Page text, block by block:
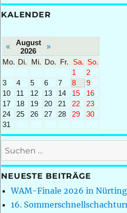
KALENDER
«
August
2026
»
Mo. Di. Mi. Do. Fr. Sa. So.
1
2
3
4 5 6 7 8
9
10
11 12 13 14 15
16
17
18 19 20 21 22
23
24
25 26 27 28 29
30
31
Suchen
nach:
NEUESTE BEITRÄGE
WAM-Finale 2026 in
16.